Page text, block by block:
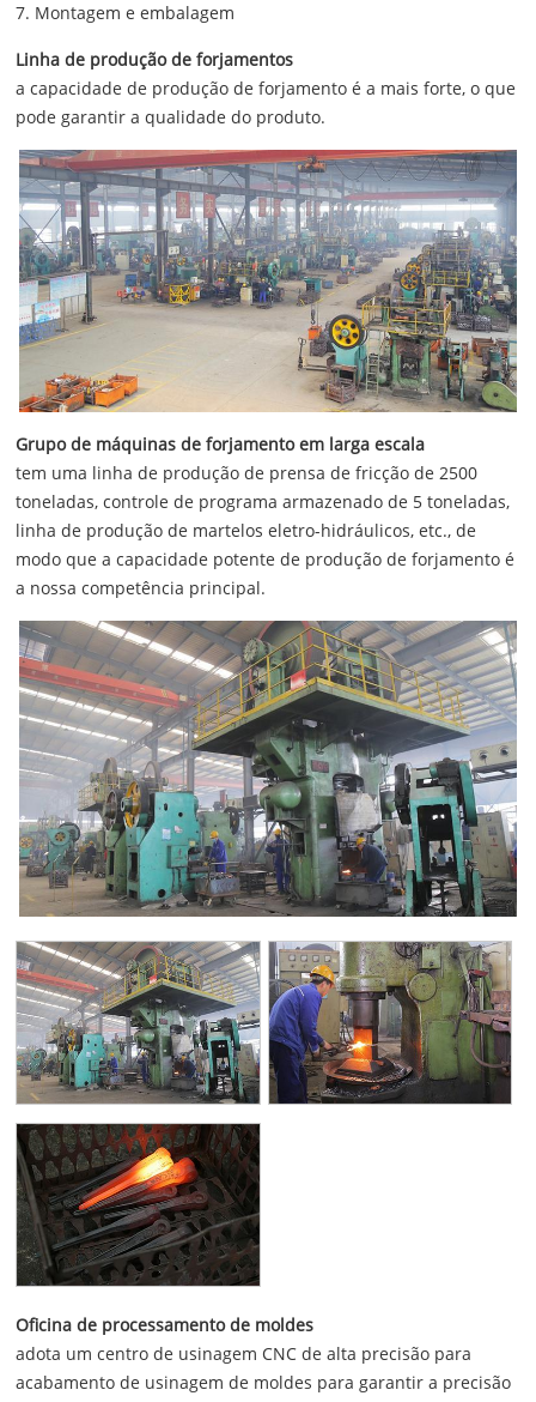
7. Montagem e embalagem
Linha de produção de forjamentos
a capacidade de produção de forjamento é a mais forte, o que
pode garantir a qualidade do produto.
Grupo de máquinas de forjamento em larga escala
tem uma linha de produção de prensa de fricção de 2500
toneladas, controle de programa armazenado de 5 toneladas,
linha de produção de martelos eletro-hidráulicos, etc., de
modo que a capacidade potente de produção de forjamento é
a nossa competência principal.
Oficina de processamento de moldes
adota um centro de usinagem CNC de alta precisão para
acabamento de usinagem de moldes para garantir a precisão